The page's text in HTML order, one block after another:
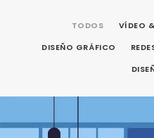
TODOS
VÍDEO
DISEÑO GRÁFICO